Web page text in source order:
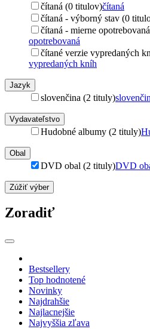
čítaná (0 titulov)čítaná
čítaná - výborný stav (0
čítaná - mierne
opotrebovaná
čítané verzie vypredaných
vypredaných kníh
Jazyk
slovenčina (2 tituly)
Vydavateľstvo
Hudobné albumy (2 tituly)
Obal
DVD obal (2 tituly)DVD
Zúžiť výber
Zoradiť
Bestsellery
Top hodnotené
Novinky
Najdrahšie
Najlacnejšie
Najvyššia zľava